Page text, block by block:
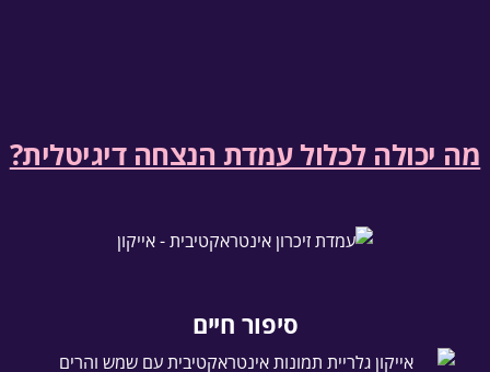
מה יכולה לכלול עמדת הנצחה דיגיטלית?
סיפור חיים